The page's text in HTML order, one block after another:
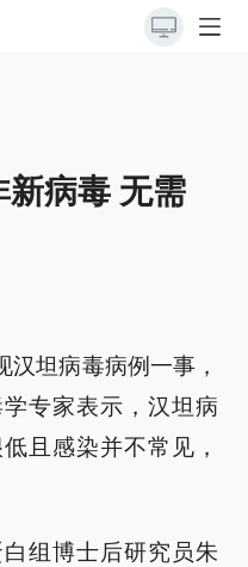
病毒 无需
汉坦病毒病例一事，
专家表示，汉坦病
且感染并不常见，
组博士后研究员朱